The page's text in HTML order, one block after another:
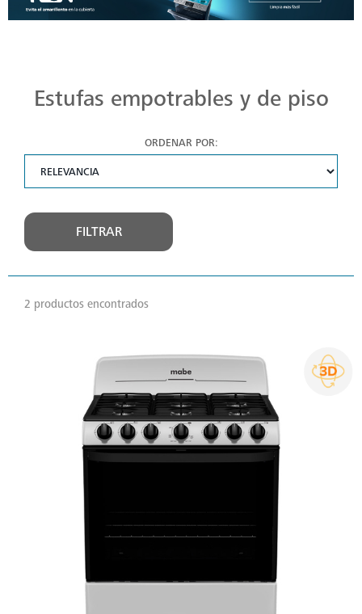
Estufas empotrables y de piso
ORDENAR POR:
FILTRAR
2 productos encontrados